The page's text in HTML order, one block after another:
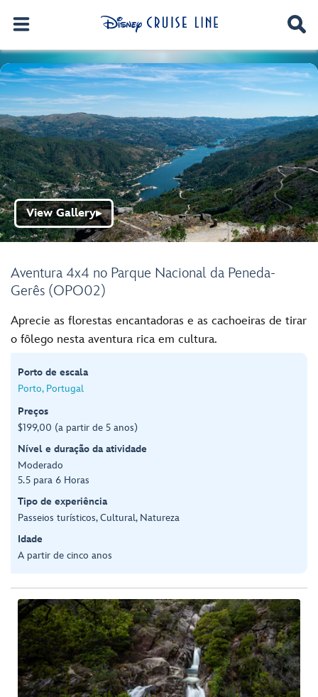
Aventura 4x4 no Parque Nacional da Peneda-
Gerês (OPO02)
View Gallery▶
Aprecie as florestas encantadoras e as cachoeiras de tirar
o fôlego nesta aventura rica em cultura.
Porto de escala
Porto, Portugal
Preços
$199,00 (a partir de 5 anos)
Nível e duração da atividade
Moderado
5.5 para 6 Horas
Tipo de experiência
Passeios turísticos, Cultural, Natureza
Idade
A partir de cinco anos